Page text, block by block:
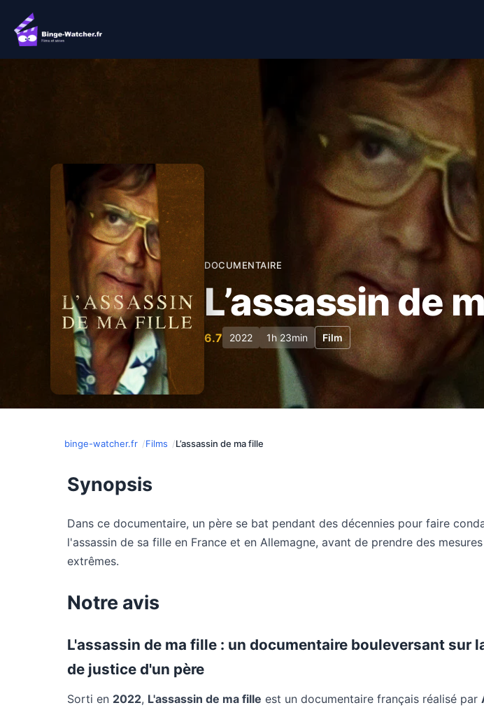
contenu
DOCUMENTAIRE
L’assassin de
6.7 2022 1h 23min Film
binge-watcher.fr Films L’assassin de ma fille
Synopsis
Dans ce documentaire, un père se bat pendant des décennies pour faire
l'assassin de sa fille en France et en Allemagne, avant de prendre des mesures
extrêmes.
Notre avis
L'assassin de ma fille : un documentaire bouleversant sur
de justice d'un père
Sorti en 2022, L'assassin de ma fille est un documentaire français réalisé par